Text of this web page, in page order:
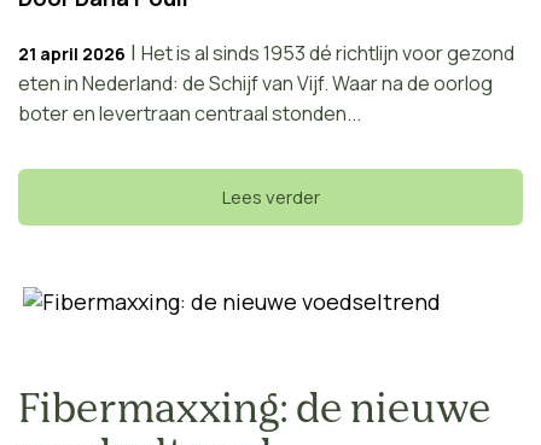
21 april 2026 | Het is al sinds 1953 dé richtlijn voor gezond
eten in Nederland: de Schijf van Vijf. Waar na de oorlog
boter en levertraan centraal stonden...
Lees verder
Fibermaxxing: de nieuwe